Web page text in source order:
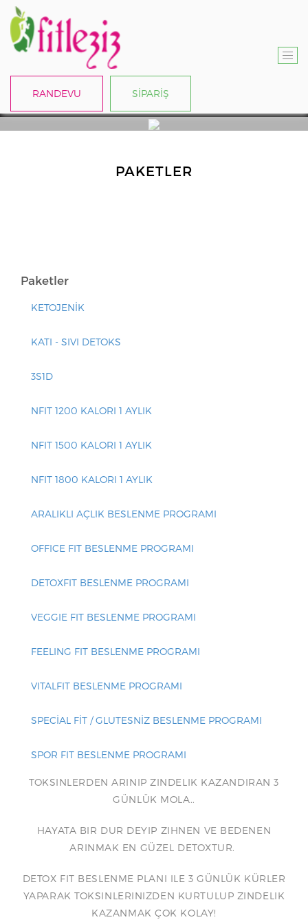
T
G
L
RANDEVU SİPARİŞ
PAKETLER
Paketler
KETOJENİK
KATI - SIVI DETOKS
3S1D
NFIT 1200 KALORI 1 AYLIK
NFIT 1500 KALORI 1 AYLIK
NFIT 1800 KALORI 1 AYLIK
ARALIKLI AÇLIK BESLENME PROGRAMI
OFFICE FIT BESLENME PROGRAMI
DETOXFIT BESLENME PROGRAMI
VEGGIE FIT BESLENME PROGRAMI
FEELING FIT BESLENME PROGRAMI
VITALFIT BESLENME PROGRAMI
SPECİAL FİT / GLUTESNİZ BESLENME PROGRAMI
SPOR FIT BESLENME PROGRAMI
TOKSINLERDEN ARINIP ZINDELIK KAZANDIRAN 3
GÜNLÜK MOLA..
HAYATA BIR DUR DEYIP ZIHNEN VE BEDENEN
ARINMAK EN GÜZEL DETOXTUR.
DETOX FIT BESLENME PLANI ILE 3 GÜNLÜK KÜRLER
YAPARAK TOKSINLERINIZDEN KURTULUP ZINDELIK
KAZANMAK ÇOK KOLAY!